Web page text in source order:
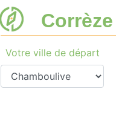
Corrèze
Votre ville de départ